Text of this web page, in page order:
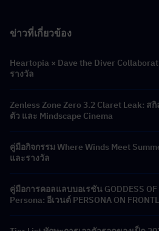
ข่าวที่เกี่ยวข้อง
Heartopia × Dave the Diver
รางวัล
Zenless Zone Zero 3.2 Claret Leak: ส
ตัว และ Mindscape Cinema
คู่มือกิจกรรม Where Winds Meet
และรางวัล
คู่มือการคอลแลบบอเรชัน GODDESS OF
Persona: อีเวนต์ PERSONA ON